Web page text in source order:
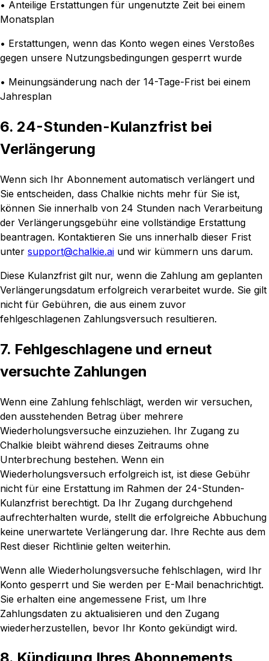
• Anteilige Erstattungen für ungenutzte Zeit bei einem
Monatsplan
• Erstattungen, wenn das Konto wegen eines Verstoßes
gegen unsere Nutzungsbedingungen gesperrt wurde
• Meinungsänderung nach der 14-Tage-Frist bei einem
Jahresplan
6. 24-Stunden-Kulanzfrist bei
Verlängerung
Wenn sich Ihr Abonnement automatisch verlängert und
Sie entscheiden, dass Chalkie nichts mehr für Sie ist,
können Sie innerhalb von 24 Stunden nach Verarbeitung
der Verlängerungsgebühr eine vollständige Erstattung
beantragen. Kontaktieren Sie uns innerhalb dieser Frist
unter support@chalkie.ai und wir kümmern uns darum.
Diese Kulanzfrist gilt nur, wenn die Zahlung am geplanten
Verlängerungsdatum erfolgreich verarbeitet wurde. Sie gilt
nicht für Gebühren, die aus einem zuvor
fehlgeschlagenen Zahlungsversuch resultieren.
7. Fehlgeschlagene und erneut
versuchte Zahlungen
Wenn eine Zahlung fehlschlägt, werden wir versuchen,
den ausstehenden Betrag über mehrere
Wiederholungsversuche einzuziehen. Ihr Zugang zu
Chalkie bleibt während dieses Zeitraums ohne
Unterbrechung bestehen. Wenn ein
Wiederholungsversuch erfolgreich ist, ist diese Gebühr
nicht für eine Erstattung im Rahmen der 24-Stunden-
Kulanzfrist berechtigt. Da Ihr Zugang durchgehend
aufrechterhalten wurde, stellt die erfolgreiche Abbuchung
keine unerwartete Verlängerung dar. Ihre Rechte aus dem
Rest dieser Richtlinie gelten weiterhin.
Wenn alle Wiederholungsversuche fehlschlagen, wird Ihr
Konto gesperrt und Sie werden per E-Mail benachrichtigt.
Sie erhalten eine angemessene Frist, um Ihre
Zahlungsdaten zu aktualisieren und den Zugang
wiederherzustellen, bevor Ihr Konto gekündigt wird.